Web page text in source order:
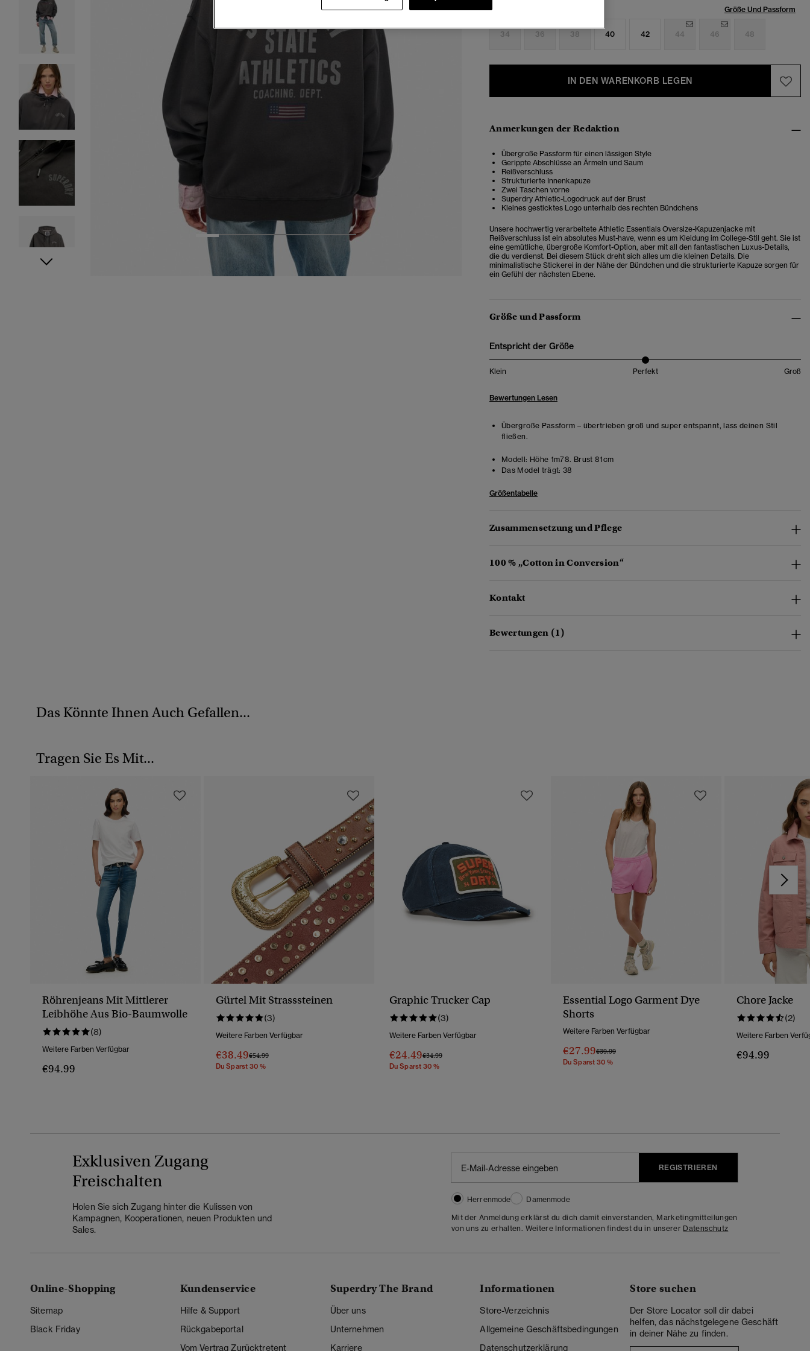
1 4
Auswählen Größe: Größe Und Passform
34 36 38 40 42 44 46 48
IN DEN WARENKORB LEGEN
Anmerkungen der Redaktion
Übergroße Passform für einen lässigen Style
Gerippte Abschlüsse an Ärmeln und Saum
Reißverschluss
Strukturierte Innenkapuze
Zwei Taschen vorne
Superdry Athletic-Logodruck auf der Brust
Kleines gesticktes Logo unterhalb des rechten Bündchens
Unsere hochwertig verarbeitete Athletic Essentials Oversize-Kapuzenjacke mit
Reißverschluss ist ein absolutes Must-have, wenn es um Kleidung im College-Stil geht. Sie ist
eine gemütliche, übergroße Komfort-Option, aber mit all den fantastischen Luxus-Details,
die du verdienst. Bei diesem Stück dreht sich alles um die kleinen Details. Die
minimalistische Stickerei in der Nähe der Bündchen und die strukturierte Kapuze sorgen für
ein Gefühl der nächsten Ebene.
Größe und Passform
Entspricht der Größe
Klein Perfekt Groß
Bewertungen Lesen
Übergroße Passform – übertrieben groß und super entspannt, lass deinen Stil
fließen.
Modell: Höhe 1m78. Brust 81cm
Das Model trägt: 38
Größentabelle
Zusammensetzung und Pflege
100 % „Cotton in Conversion“
Kontakt
Bewertungen (1)
Das Könnte Ihnen Auch Gefallen...
Tragen Sie Es Mit...
Röhrenjeans Mit Mittlerer
Leibhöhe Aus Bio-Baumwolle
(8)
Weitere Farben Verfügbar
€94.99
Gürtel Mit Strasssteinen
(3)
Weitere Farben Verfügbar
€38.49Preis Wurde Reduziert Von
€54.99Bis
Du Sparst 30 %
Graphic Trucker Cap
(3)
Weitere Farben Verfügbar
€24.49Preis Wurde Reduziert Von
€34.99Bis
Du Sparst 30 %
Essential Logo Garment Dye
Shorts
Weitere Farben Verfügbar
€27.99Preis Wurde Reduziert Von
€39.99Bis
Du Sparst 30 %
Chore Jacke
(2)
Weitere Farben
€94.99
Exklusiven Zugang
Freischalten
Holen Sie sich Zugang hinter die Kulissen von
Kampagnen, Kooperationen, neuen Produkten und
Sales.
REGISTRIEREN
Herrenmode
Damenmode
Mit der Anmeldung erklärst du dich damit einverstanden, Marketingmitteilungen
von uns zu erhalten. Weitere Informationen findest du in unserer Datenschutz
Online-Shopping
Sitemap
Black Friday
Kundenservice
Hilfe & Support
Rückgabeportal
Vom Vertrag Zurücktretent
Superdry The Brand
Über uns
Unternehmen
Karriere
Informationen
Store-Verzeichnis
Allgemeine Geschäftsbedingungen
Datenschutzerklärung
Store suchen
Der Store Locator soll dir dabei
helfen, das nächstgelegene Geschäft
in deiner Nähe zu finden.